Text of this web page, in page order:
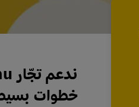
خطوات